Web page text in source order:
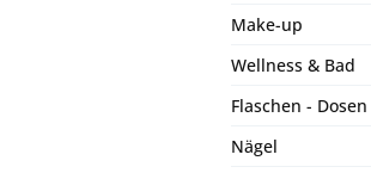
Make-up
Wellness & Bad
Flaschen - Dosen
Nägel